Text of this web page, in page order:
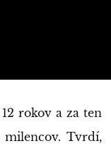
rokov a za ten
milencov. Tvrdí,